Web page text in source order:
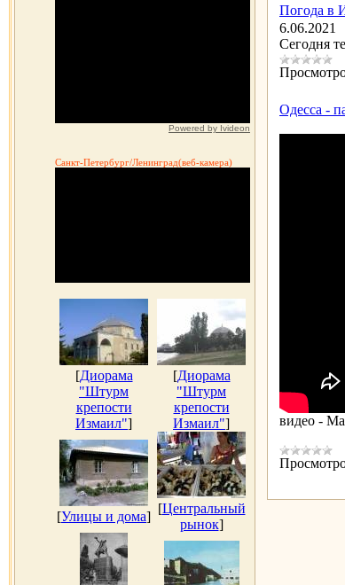
Powered by Ivideon
Санкт-Петербург/Ленинград(веб-камера)
[Диорама
"Штурм
крепости
Измаил"]
[Диорама
"Штурм
крепости
Измаил"]
[Улицы и дома]
[Центральный
рынок]
Погода в
6.06.2021
Сегодня
Одесса -
видео -